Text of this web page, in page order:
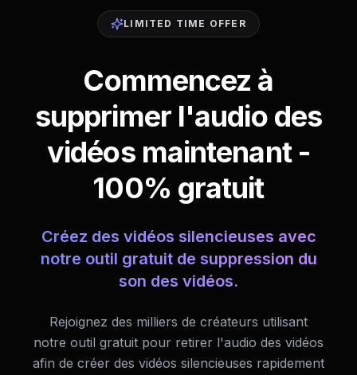
LIMITED TIME OFFER
Commencez à
supprimer l'audio des
vidéos maintenant -
100% gratuit
Créez des vidéos silencieuses avec
notre outil gratuit de suppression du
son des vidéos.
Rejoignez des milliers de créateurs utilisant
notre outil gratuit pour retirer l'audio des vidéos
afin de créer des vidéos silencieuses rapidement